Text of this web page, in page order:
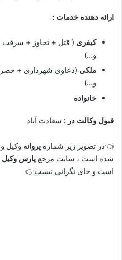
ارائه دهنده خدمات :
کیفری ( قتل + تجاوز + سرقت
و…)
ملکی (دعاوی شهرداری + حصر
و…)
خانواده
قبول وکالت در : سعادت آباد
👈در تصویر زیر شماره پروانه وکیل
شده است ، سایت مرجع پارس وکیل
است و جای نگرانی نیست👉